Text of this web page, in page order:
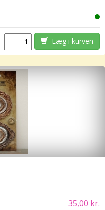
Læg i kurven
35,00 kr.